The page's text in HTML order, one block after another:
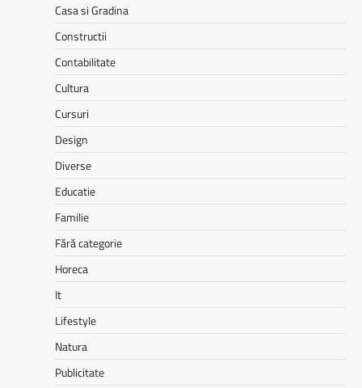
Casa si Gradina
Constructii
Contabilitate
Cultura
Cursuri
Design
Diverse
Educatie
Familie
Fără categorie
Horeca
It
Lifestyle
Natura
Publicitate